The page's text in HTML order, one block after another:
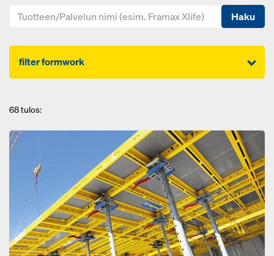
Haku
filter formwork
68tulos: